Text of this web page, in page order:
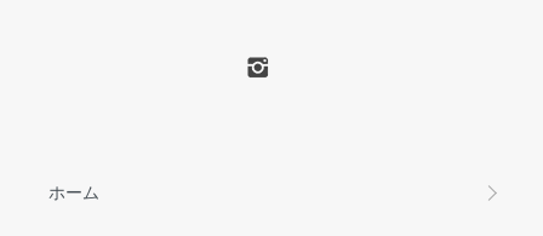
ホーム